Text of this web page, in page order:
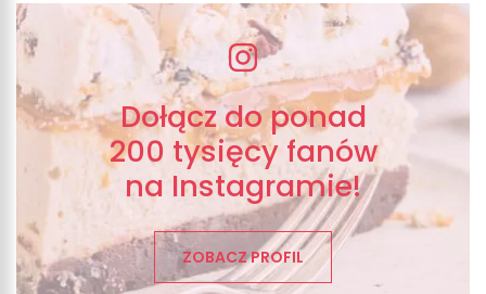
Dołącz do ponad
200 tysięcy fanów
na Instagramie!
ZOBACZ PROFIL